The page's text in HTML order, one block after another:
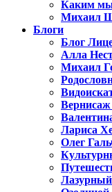
Каким мы
Михаил
Блоги
Блог
Алла
Михаил
Лариса
Олег
Лазурный